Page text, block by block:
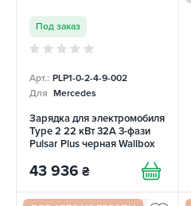
Под заказ
Арт.: PLP1-0-2-4-9-002
Для Mercedes
Зарядка для электромобиля
Type 2 22 кВт 32А 3-фази
Pulsar Plus черная Wallbox
43 936 ₴